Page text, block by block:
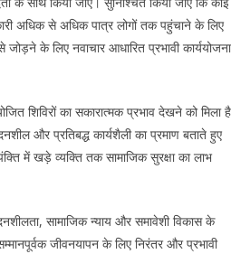
अधिक से अधिक पात्र लोगों तक पहुंचाने के लिए
के लिए नवाचार आधारित प्रभावी कार्ययोजना
शिविरों का सकारात्मक प्रभाव देखने को मिला
और प्रतिबद्ध कार्यशैली का प्रमाण बताते हुए
में खड़े व्यक्ति तक सामाजिक सुरक्षा का लाभ
सामाजिक न्याय और समावेशी विकास के
जीवनयापन के लिए निरंतर और प्रभावी